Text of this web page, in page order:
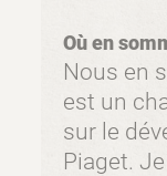
Où en
Nous en
est un
sur le
Piaget.